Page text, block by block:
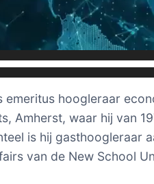
emeritus hoogleraar
Amherst, waar hij van
is hij gasthoogleraar
van de New School